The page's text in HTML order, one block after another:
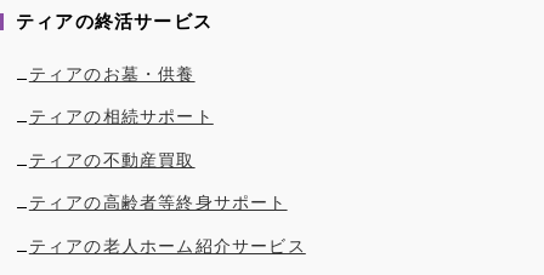
ティアの終活サービス
ティアのお墓・供養
ティアの相続サポート
ティアの不動産買取
ティアの高齢者等終身サポート
ティアの老人ホーム紹介サービス